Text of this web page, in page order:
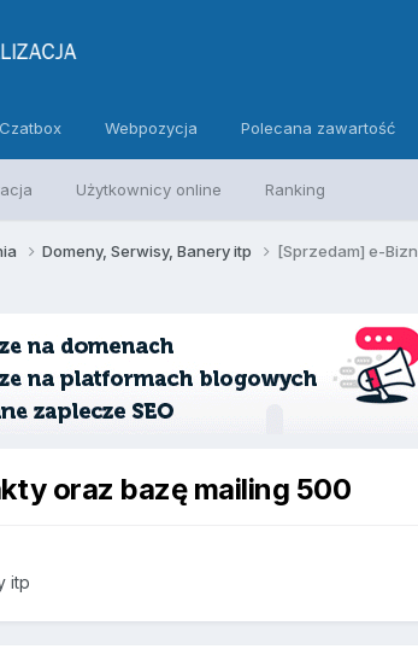
Użytkownicy online Ranking
Czatbox Webpozycja Polecana zawartość
Domeny, Serwisy, Banery itp [Sprzedam] e-
oraz bazę mailing 500
itp